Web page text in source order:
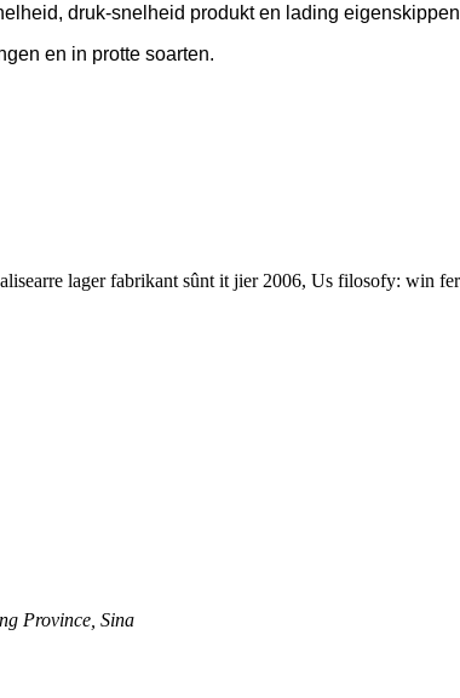
druk-snelheid produkt en lading
en in protte soarten.
lager fabrikant sûnt it jier 2006, Us filosofy: win
Province, Sina